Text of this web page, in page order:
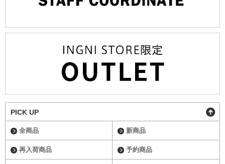
PICK UP
全商品 新商品
再入荷商品 予約商品